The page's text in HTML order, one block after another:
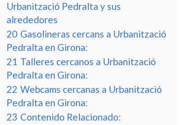
Urbanització Pedralta y sus
alrededores
20 Gasolineras cercans a Urbanització
Pedralta en Girona:
21 Talleres cercanos a Urbanització
Pedralta en Girona:
22 Webcams cercanas a Urbanització
Pedralta en Girona:
23 Contenido Relacionado: